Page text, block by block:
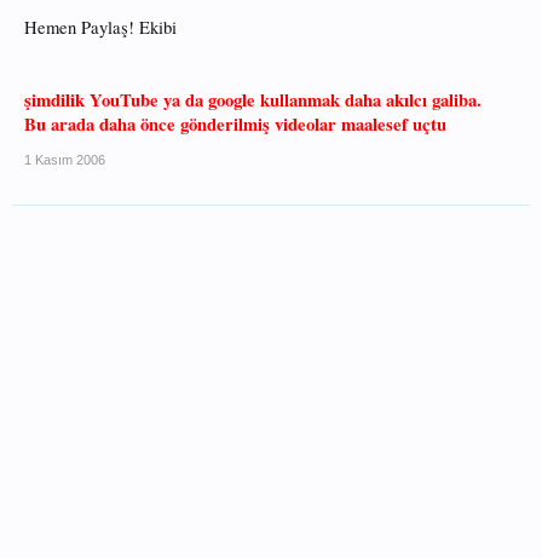
Hemen Paylaş! Ekibi
şimdilik YouTube ya da google kullanmak daha akılcı galiba.
Bu arada daha önce gönderilmiş videolar maalesef uçtu
1 Kasım 2006